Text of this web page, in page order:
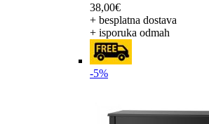
38,00€
+ besplatna dostava
+ isporuka odmah
-5%